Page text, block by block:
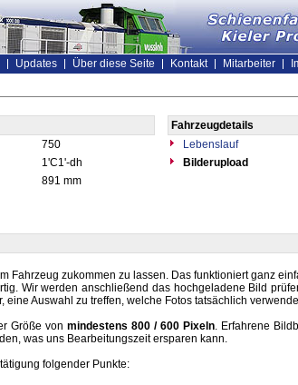
Updates Über diese Seite Kontakt Mitarbeiter
Fahrzeugdetails
750
Lebenslauf
1'C1'-dh
Bilderupload
891 mm
Fahrzeug zukommen zu lassen. Das funktioniert ganz
Wir werden anschließend das hochgeladene Bild
Auswahl zu treffen, welche Fotos tatsächlich
Größe von mindestens 800 / 600 Pixeln. Erfahrene
was uns Bearbeitungszeit ersparen kann.
folgender Punkte: